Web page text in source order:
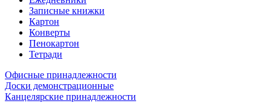
Записные книжки
Картон
Конверты
Пенокартон
Тетради
Офисные принадлежности
Доски демонстрационные
Канцелярские принадлежности